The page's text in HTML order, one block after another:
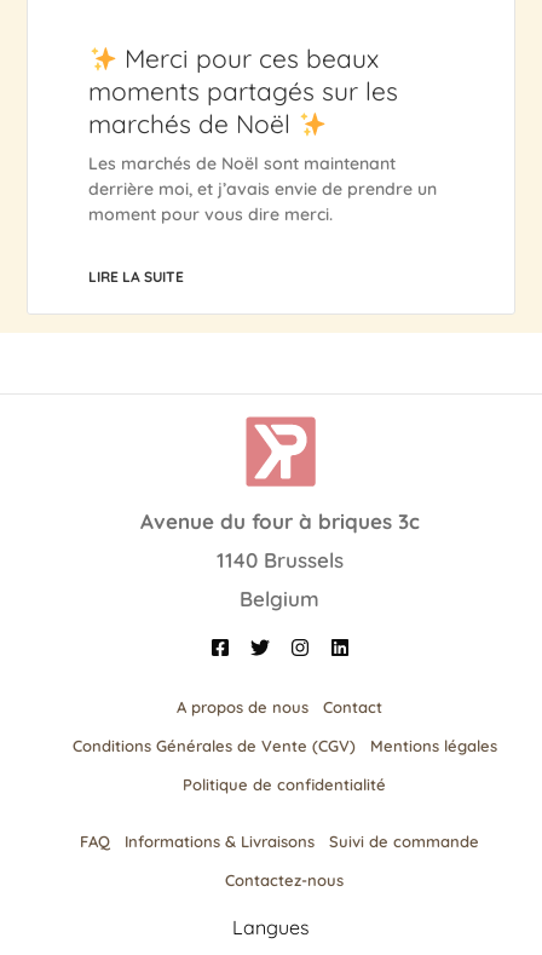
Merci pour ces beaux
moments partagés sur les
marchés de Noël
Les marchés de Noël sont maintenant
derrière moi, et j’avais envie de prendre un
moment pour vous dire merci.
LIRE LA SUITE
Avenue du four à briques 3c
1140 Brussels
Belgium
A propos de nous
Contact
Conditions Générales de Vente (CGV)
Mentions légales
Politique de confidentialité
FAQ Informations & Livraisons​
Suivi de commande
Contactez-nous
Langues